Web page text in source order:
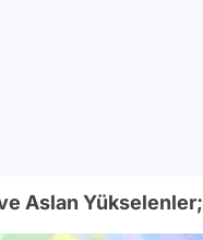
Aslan Yükselenler;